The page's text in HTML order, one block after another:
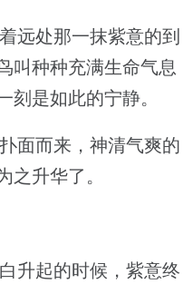
远处那一抹紫意的到
叫种种充满生命气息
刻是如此的宁静。
面而来，神清气爽的
之升华了。
升起的时候，紫意终